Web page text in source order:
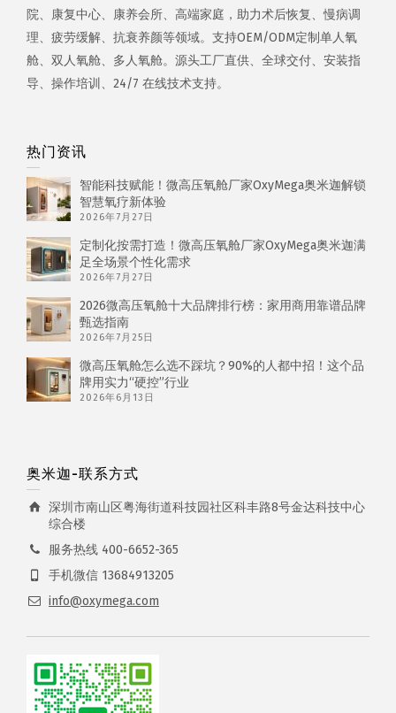
院、康复中心、康养会所、高端家庭，助力术后恢复、慢病调
理、疲劳缓解、抗衰养颜等领域。支持OEM/ODM定制单人氧
舱、双人氧舱、多人氧舱。源头工厂直供、全球交付、安装指
导、操作培训、24/7 在线技术支持。
热门资讯
智能科技赋能！微高压氧舱厂家OxyMega奥米迦解锁
智慧氧疗新体验
2026年7月27日
定制化按需打造！微高压氧舱厂家OxyMega奥米迦满
足全场景个性化需求
2026年7月27日
2026微高压氧舱十大品牌排行榜：家用商用靠谱品牌
甄选指南
2026年7月25日
微高压氧舱怎么选不踩坑？90%的人都中招！这个品
牌用实力“硬控”行业
2026年6月13日
奥米迦-联系方式
深圳市南山区粤海街道科技园社区科丰路8号金达科技中心
综合楼
服务热线 400-6652-365
手机微信 13684913205
info@oxymega.com